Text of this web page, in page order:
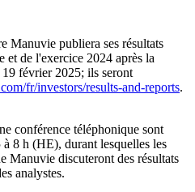
Manuvie publiera ses résultats
et de l'exercice 2024 après la
février 2025; ils seront
fr/investors/results-and-reports.
conférence téléphonique sont
8 h (HE), durant lesquelles les
Manuvie discuteront des résultats
analystes.